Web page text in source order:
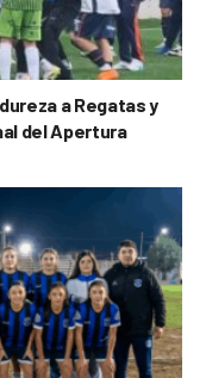
a Regatas y
del Apertura